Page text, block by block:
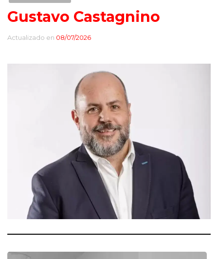
Gustavo Castagnino
Actualizado en 08/07/2026